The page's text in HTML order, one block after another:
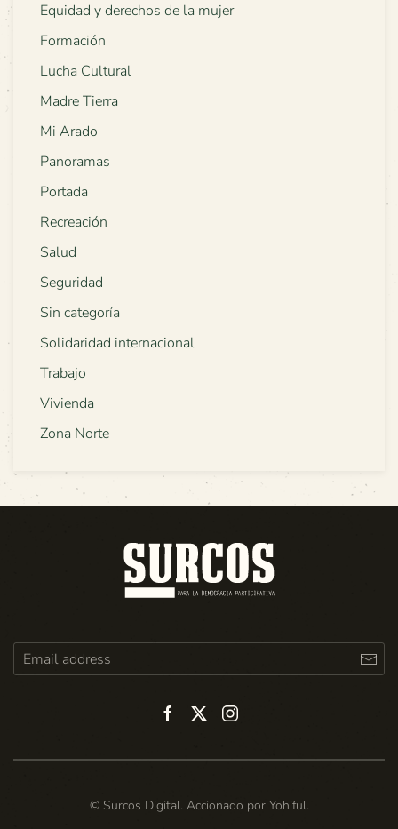
Equidad y derechos de la mujer
Formación
Lucha Cultural
Madre Tierra
Mi Arado
Panoramas
Portada
Recreación
Salud
Seguridad
Sin categoría
Solidaridad internacional
Trabajo
Vivienda
Zona Norte
© Surcos Digital. Accionado por Yohiful.